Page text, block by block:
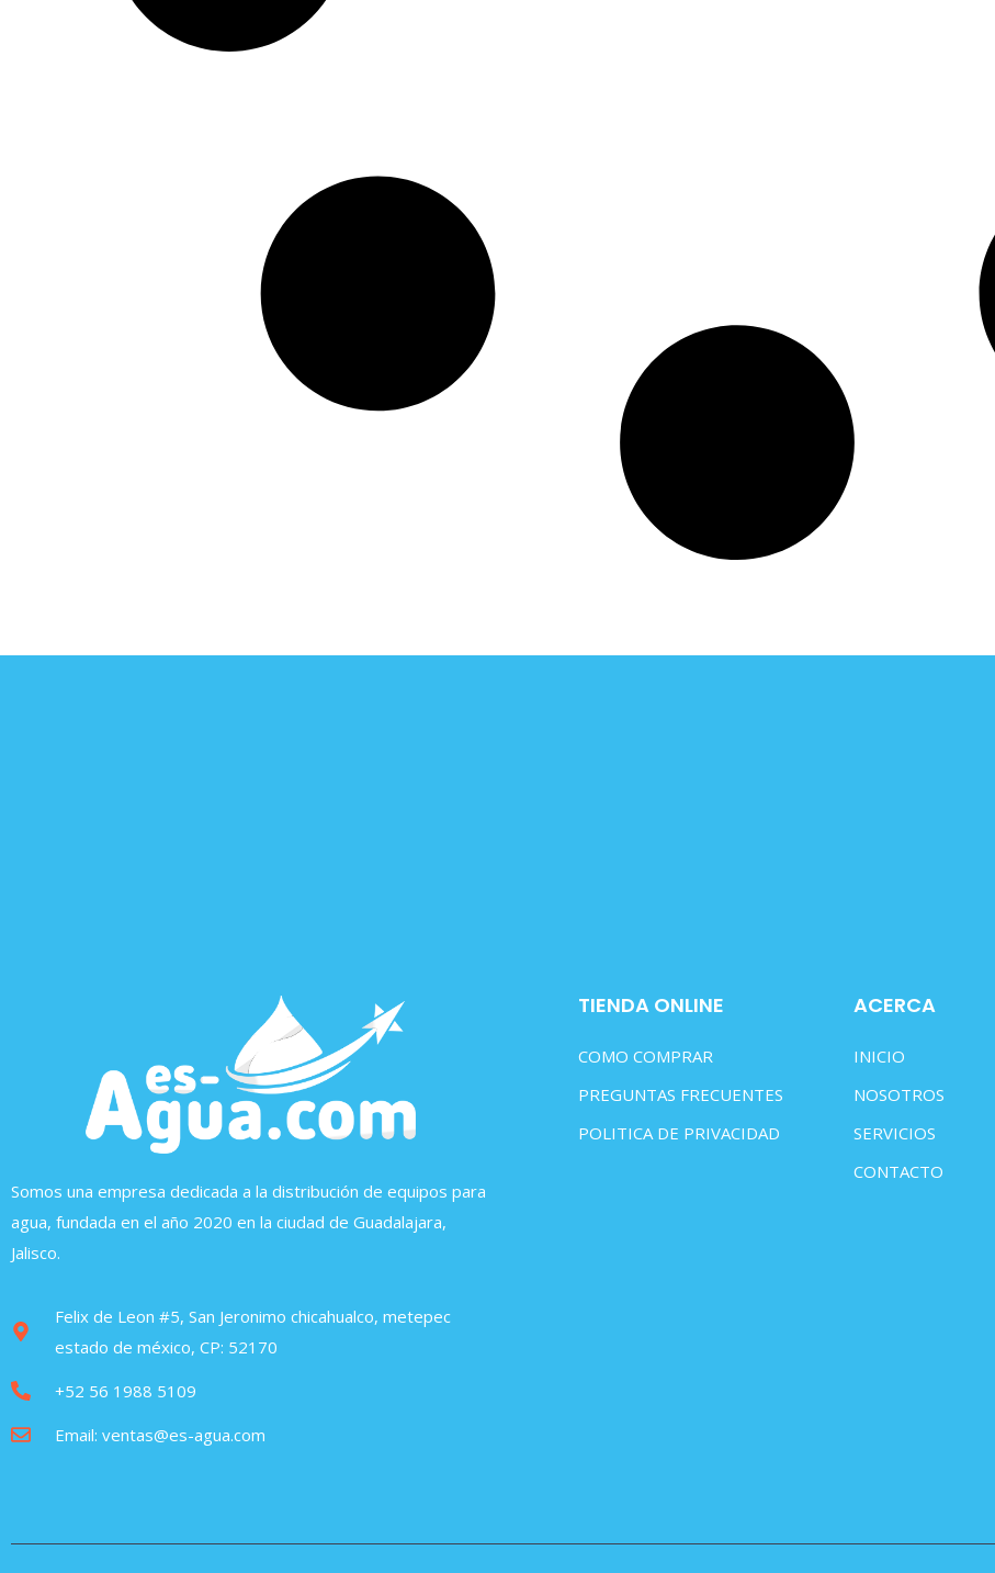
Somos una empresa dedicada a la distribución de equipos para
agua, fundada en el año 2020 en la ciudad de Guadalajara,
Jalisco.
Felix de Leon #5, San Jeronimo chicahualco, metepec
estado de méxico, CP: 52170
+52 56 1988 5109
Email: ventas@es-agua.com
TIENDA ONLINE
COMO COMPRAR
PREGUNTAS FRECUENTES
POLITICA DE PRIVACIDAD
ACERCA
INICIO
NOSOTROS
SERVICIOS
CONTACTO